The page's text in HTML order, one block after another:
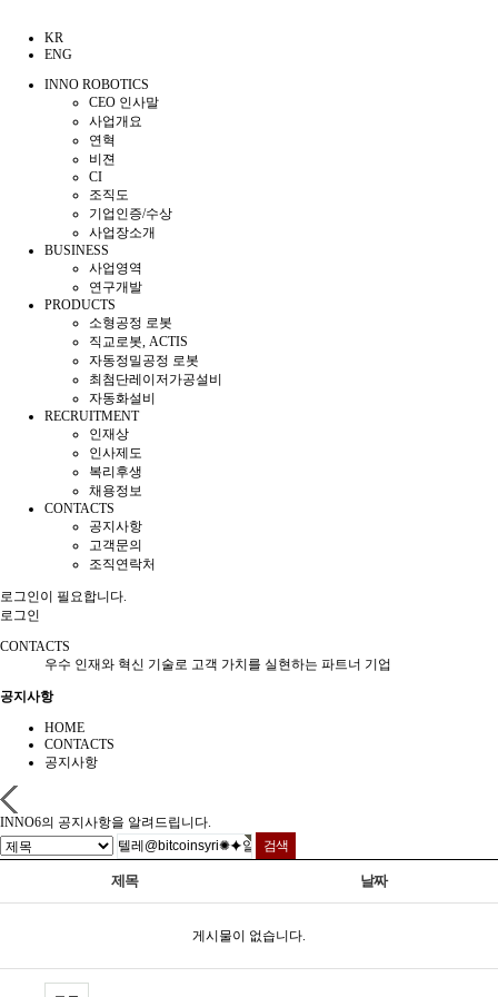
KR
ENG
INNO ROBOTICS
CEO 인사말
사업개요
연혁
비젼
CI
조직도
기업인증/수상
사업장소개
BUSINESS
사업영역
연구개발
PRODUCTS
소형공정 로봇
직교로봇, ACTIS
자동정밀공정 로봇
최첨단레이저가공설비
자동화설비
RECRUITMENT
인재상
인사제도
복리후생
채용정보
CONTACTS
공지사항
고객문의
조직연락처
로그인이 필요합니다.
로그인
CONTACTS
우수 인재와 혁신 기술로 고객 가치를 실현하는 파트너 기업
공지사항
HOME
CONTACTS
공지사항
INNO6의 공지사항을 알려드립니다.
제목 날짜
게시물이 없습니다.